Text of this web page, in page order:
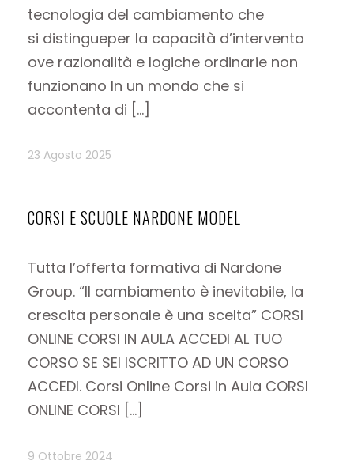
tecnologia del cambiamento che
si distingueper la capacità d’intervento
ove razionalità e logiche ordinarie non
funzionano In un mondo che si
accontenta di […]
23 Agosto 2025
CORSI E SCUOLE NARDONE MODEL
Tutta l’offerta formativa di Nardone
Group. “Il cambiamento è inevitabile, la
crescita personale è una scelta” CORSI
ONLINE CORSI IN AULA ACCEDI AL TUO
CORSO SE SEI ISCRITTO AD UN CORSO
ACCEDI. Corsi Online Corsi in Aula CORSI
ONLINE CORSI […]
9 Ottobre 2024